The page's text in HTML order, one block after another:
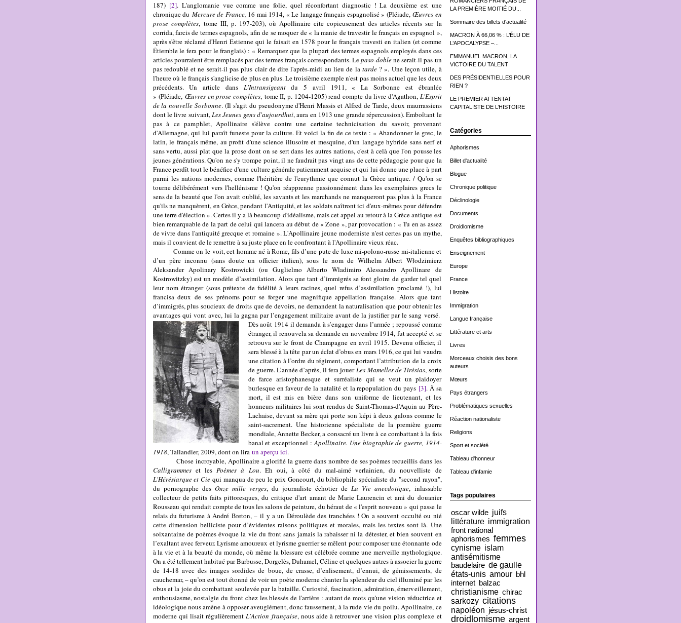
LA PREMIÈRE MOITIÉ DU...
Sommaire des billets d'actualité
MACRON À 66,06 % : L’ÉLU DE
L’APOCALYPSE –...
EMMANUEL MACRON, LA
VICTOIRE DU TALENT
DES PRÉSIDENTIELLES POUR
RIEN ?
LE PREMIER ATTENTAT
CAPITALISTE DE L’HISTOIRE
Catégories
Aphorismes
Billet d'actualité
Blogue
Chronique politique
Déclinologie
Documents
Droidlomisme
Enquêtes bibliographiques
Enseignement
Europe
France
Histoire
Immigration
Langue française
Littérature et arts
Livres
Morceaux choisis des bons
auteurs
Mœurs
Pays étrangers
Problématiques sexuelles
Réaction nationaliste
Religions
Sport et société
Tableau d'honneur
Tableau d'infamie
Tags populaires
oscar wilde juifs
littérature immigration
front national
aphorismes femmes
cynisme islam
antisémitisme
baudelaire de gaulle
états-unis amour bhl
internet balzac
christianisme chirac
sarkozy citations
napoléon jésus-christ
droidlomisme argent
187) [2]. L'anglomanie vue comme une folie, quel réconfortant diagnostic ! La deuxième est une
chronique du Mercure de France, 16 mai 1914, « Le langage français espagnolisé » (Pléiade, Œuvres en
prose complètes,tome III, p. 197-203), où Apollinaire cite copieusement des articles récents sur la
corrida, farcis de termes espagnols, afin de se moquer de « la manie de travestir le français en espagnol »,
après s'être réclamé d'Henri Estienne qui le faisait en 1578 pour le français travesti en italien (et comme
Étiemble le fera pour le franglais) : « Remarquez que la plupart des termes espagnols employés dans ces
articles pourraient être remplacés par des termes français correspondants. Lepaso-doblene serait-il pas un
pas redoublé et ne serait-il pas plus clair de dire l'après-midi au lieu de la tarde? ». Une leçon utile, à
l'heure où le français s'anglicise de plus en plus. Le troisième exemple n'est pas moins actuel que les deux
précédents. Un article dans L'Intransigeantdu 5 avril 1911, « La Sorbonne est ébranlée
»(Pléiade, Œuvres en prose complètes,tome II, p. 1204-1205) rend compte du livre d'Agathon, L'Esprit
de la nouvelle Sorbonne. (Il s'agit du pseudonyme d'Henri Massis et Alfred de Tarde, deux maurrassiens
dont le livre suivant,Les Jeunes gens d'aujourdhui, aura en 1913 une grande répercussion). Emboîtant le
pas à ce pamphlet, Apollinaire s'élève contre une certaine technicisation du savoir, provenant
d'Allemagne, qui lui paraît funeste pour la culture. Et voici la fin de ce texte : « Abandonner le grec, le
latin, le français même, au profit d'une science illusoire et mesquine, d'un langage hybride sans nerf et
sans vertu, aussi plat que la prose dont on se sert dans les autres nations, c'est à celà que l'on pousse les
jeunes générations. Qu'on ne s'y trompe point, il ne faudrait pas vingt ans de cette pédagogie pour que la
France perdît tout le bénéfice d'une culture générale patiemment acquise et qui lui donne une place à part
parmi les nations modernes, comme l'héritière de l'eurythmie que connut la Grèce antique. / Qu'on se
tourne délibérément vers l'hellénisme ! Qu'on réapprenne passionnément dans les exemplaires grecs le
sens de la beauté que l'on avait oublié, les savants et les marchands ne manqueront pas plus à la France
qu'ils ne manquèrent, en Grèce, pendant l'Antiquité, et les soldats naîtront ici d'eux-mêmes pour défendre
une terre d'élection ». Certes il y a là beaucoup d'idéalisme, mais cet appel au retour à la Grèce antique est
bien remarquable de la part de celui qui lancera au début de « Zone », par provocation : « Tu en as assez
de vivre dans l'antiquité grecque et romaine ». L'Apollinaire jeune moderniste n'est certes pas un mythe,
mais il convient de le remettre à sa juste place en le confrontant à l'Apollinaire vieux réac.
Comme on le voit, cet homme né à Rome, fils d’une pute de luxe mi-polono-russe mi-italienne et
d’un père inconnu (sans doute un officier italien), sous le nom de Wilhelm Albert Włodzimierz
Aleksander Apolinary Kostrowicki (ou Guglielmo Alberto Wladimiro Alessandro Apollinare de
Kostrowitzky) est un modèle d’assimilation. Alors que tant d’immigrés se font gloire de garder tel quel
leur nom étranger (sous prétexte de fidélité à leurs racines, quel refus d’assimilation proclamé !), lui
francisa deux de ses prénoms pour se forger une magnifique appellation française. Alors que tant
d’immigrés, plus soucieux de droits que de devoirs, ne demandent la naturalisation que pour obtenir les
avantages qui vont avec, lui la gagna par l’engagement militaire avant de la justifier par le sang versé.
Dès août 1914 il demanda à s’engager dans l’armée ; repoussé comme
étranger, il renouvela sa demande en novembre 1914, fut accepté et se
retrouva sur le front de Champagne en avril 1915. Devenu officier, il
sera blessé à la tête par un éclat d’obus en mars 1916, ce qui lui vaudra
une citation à l’ordre du régiment, comportant l’attribution de la croix
de guerre. L’année d’après, il fera jouerLes Mamelles de Tirésias, sorte
de farce aristophanesque et surréaliste qui se veut un plaidoyer
burlesque en faveur de la natalité et la repopulation du pays [3]. À sa
mort, il est mis en bière dans son uniforme de lieutenant, et les
honneurs militaires lui sont rendus de Saint-Thomas-d'Aquin au Père-
Lachaise, devant sa mère qui porte son képi à deux galons comme le
saint-sacrement. Une historienne spécialiste de la première guerre
mondiale, Annette Becker, a consacré un livre à ce combattant à la fois
banal et exceptionnel :Apollinaire. Une biographie de guerre, 1914-
1918, Tallandier, 2009, dont on lira un aperçu ici.
Chose incroyable, Apollinaire a glorifié la guerre dans nombre de ses poèmes recueillis dans les
Calligrammeset lesPoèmes à Lou. Eh oui, à côté du mal-aimé verlainien, du nouvelliste de
L'Hérésiarque et Cie qui manqua de peu le prix Goncourt, du bibliophile spécialiste du "second rayon",
du pornographe des Onze mille verges, du journaliste échotier deLa Vie anecdotique, inlassable
collecteur de petits faits pittoresques, du critique d'artamant de Marie Laurencin et ami du douanier
Rousseau qui rendait compte de tous les salons de peinture, du héraut de « l'esprit nouveau »qui passe le
relais du futurisme à André Breton, – il y a un Déroulède des tranchées ! On a souvent occulté ou nié
cette dimension belliciste pour d’évidentes raisons politiques et morales, mais les textes sont là. Une
soixantaine de poèmes évoque la vie du front sans jamais la rabaisser ni la détester, et bien souvent en
l’exaltant avec ferveur. Lyrisme amoureux et lyrisme guerrier se mêlent pour composer une étonnante ode
à la vie et à la beauté du monde, où même la blessure est célébrée comme une merveille mythologique.
On a été tellement habitué par Barbusse, Dorgelès, Duhamel, Céline et quelques autres à associer la guerre
de 14-18 avec des images sordides de boue, de crasse, d’enlisement, d’ennui, de gémissements, de
cauchemar, – qu’on est tout étonné de voir un poète moderne chanter la splendeur du ciel illuminé par les
obus et la joie du combattant soulevée par la bataille. Curiosité, fascination, admiration, émerveillement,
enthousiasme, nostalgie du front chez les blessés de l'arrière : autant de mots qu'une vision réductrice et
idéologique nous amène à opposer aveuglément, donc faussement, à la rude vie du poilu. Apollinaire, ce
moderne qui lisait régulièrementL'Action française, nous aide à retrouver une vision plus complexe et